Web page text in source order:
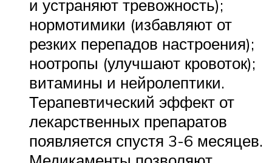
и устраняют тревожность);
нормотимики (избавляют от
резких перепадов настроения);
ноотропы (улучшают кровоток);
витамины и нейролептики.
Терапевтический эффект от
лекарственных препаратов
появляется спустя 3-6 месяцев.